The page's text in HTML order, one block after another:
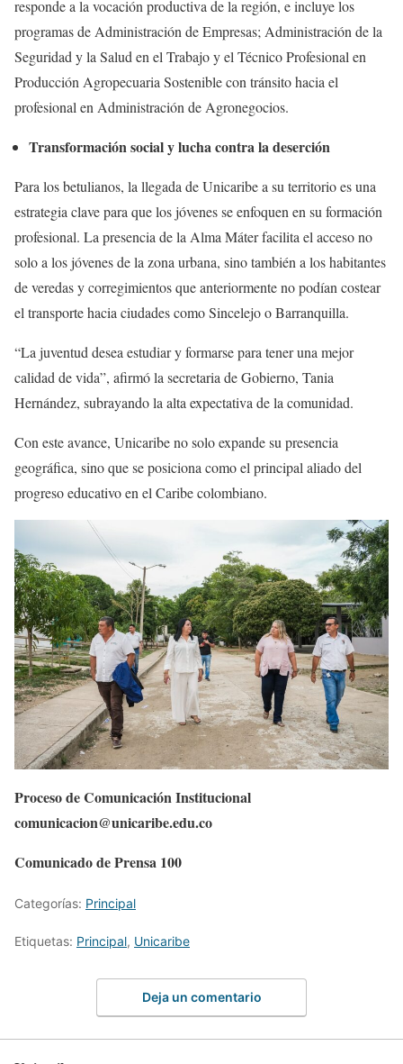
responde a la vocación productiva de la región, e incluye los
programas de Administración de Empresas; Administración de la
Seguridad y la Salud en el Trabajo y el Técnico Profesional en
Producción Agropecuaria Sostenible con tránsito hacia el
profesional en Administración de Agronegocios.
Transformación social y lucha contra la deserción
Para los betulianos, la llegada de Unicaribe a su territorio es una
estrategia clave para que los jóvenes se enfoquen en su formación
profesional. La presencia de la Alma Máter facilita el acceso no
solo a los jóvenes de la zona urbana, sino también a los habitantes
de veredas y corregimientos que anteriormente no podían costear
el transporte hacia ciudades como Sincelejo o Barranquilla.
“La juventud desea estudiar y formarse para tener una mejor
calidad de vida”, afirmó la secretaria de Gobierno, Tania
Hernández, subrayando la alta expectativa de la comunidad.
Con este avance, Unicaribe no solo expande su presencia
geográfica, sino que se posiciona como el principal aliado del
progreso educativo en el Caribe colombiano.
Proceso de Comunicación Institucional
comunicacion@unicaribe.edu.co
Comunicado de Prensa 100
Categorías: Principal
Etiquetas: Principal, Unicaribe
Deja un comentario